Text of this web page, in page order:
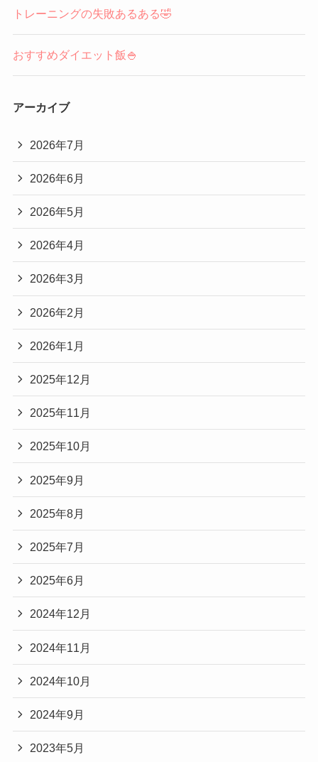
トレーニングの失敗あるある🤣
おすすめダイエット飯🍚
アーカイブ
2026年7月
2026年6月
2026年5月
2026年4月
2026年3月
2026年2月
2026年1月
2025年12月
2025年11月
2025年10月
2025年9月
2025年8月
2025年7月
2025年6月
2024年12月
2024年11月
2024年10月
2024年9月
2023年5月